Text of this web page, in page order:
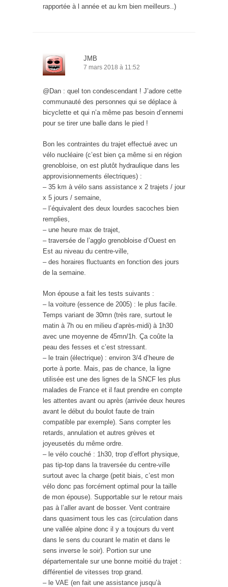
rapportée à l année et au km bien meilleurs..)
JMB
7 mars 2018 à 11:52
@Dan : quel ton condescendant ! J’adore cette
communauté des personnes qui se déplace à
bicyclette et qui n’a même pas besoin d’ennemi
pour se tirer une balle dans le pied !
Bon les contraintes du trajet effectué avec un
vélo nucléaire (c’est bien ça même si en région
grenobloise, on est plutôt hydraulique dans les
approvisionnements électriques) :
– 35 km à vélo sans assistance x 2 trajets / jour
x 5 jours / semaine,
– l’équivalent des deux lourdes sacoches bien
remplies,
– une heure max de trajet,
– traversée de l’agglo grenobloise d’Ouest en
Est au niveau du centre-ville,
– des horaires fluctuants en fonction des jours
de la semaine.
Mon épouse a fait les tests suivants :
– la voiture (essence de 2005) : le plus facile.
Temps variant de 30mn (très rare, surtout le
matin à 7h ou en milieu d’après-midi) à 1h30
avec une moyenne de 45mn/1h. Ça coûte la
peau des fesses et c’est stressant.
– le train (électrique) : environ 3/4 d’heure de
porte à porte. Mais, pas de chance, la ligne
utilisée est une des lignes de la SNCF les plus
malades de France et il faut prendre en compte
les attentes avant ou après (arrivée deux heures
avant le début du boulot faute de train
compatible par exemple). Sans compter les
retards, annulation et autres grèves et
joyeusetés du même ordre.
– le vélo couché : 1h30, trop d’effort physique,
pas tip-top dans la traversée du centre-ville
surtout avec la charge (petit biais, c’est mon
vélo donc pas forcément optimal pour la taille
de mon épouse). Supportable sur le retour mais
pas à l’aller avant de bosser. Vent contraire
dans quasiment tous les cas (circulation dans
une vallée alpine donc il y a toujours du vent
dans le sens du courant le matin et dans le
sens inverse le soir). Portion sur une
départementale sur une bonne moitié du trajet :
différentiel de vitesses trop grand.
– le VAE (en fait une assistance jusqu’à